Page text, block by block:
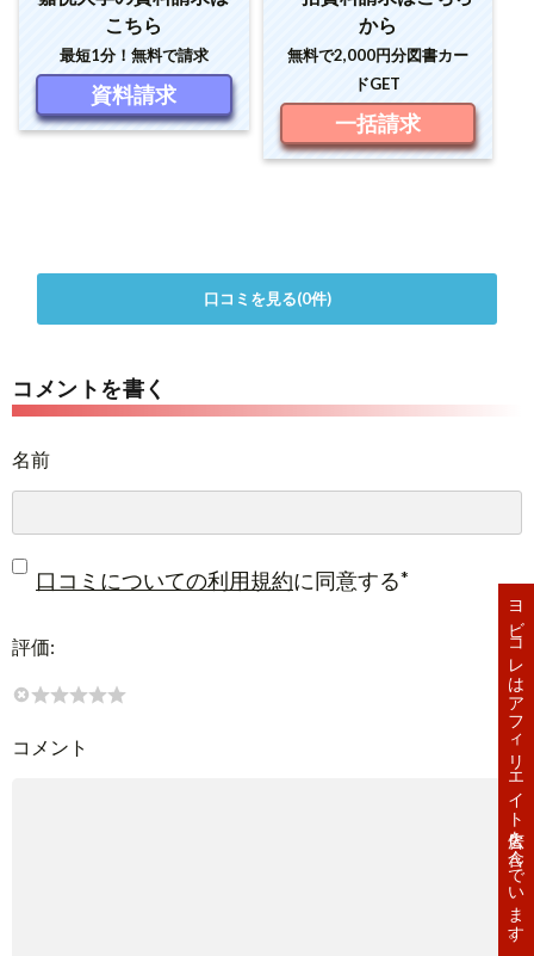
こちら
最短1分！無料で請求
資料請求
から
無料で2,000円分図書カー
ドGET
一括請求
口コミを見る(0件)
コメントを書く
名前
口コミについての利用規約に同意する*
評価:
コメント ヨビコレはアフィリエイト広告を含んでいます。